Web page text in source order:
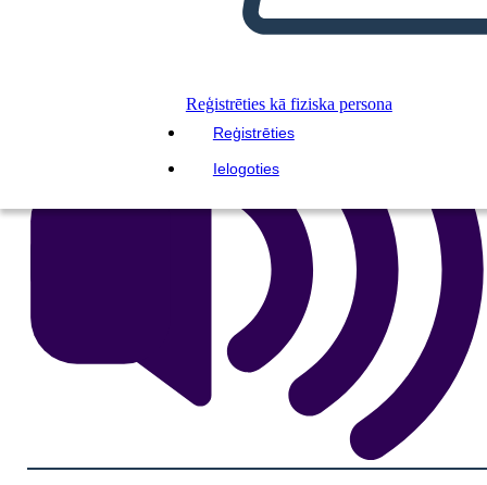
Reģistrēties kā fiziska persona
Reģistrēties
Ielogoties
IZLASI MAN